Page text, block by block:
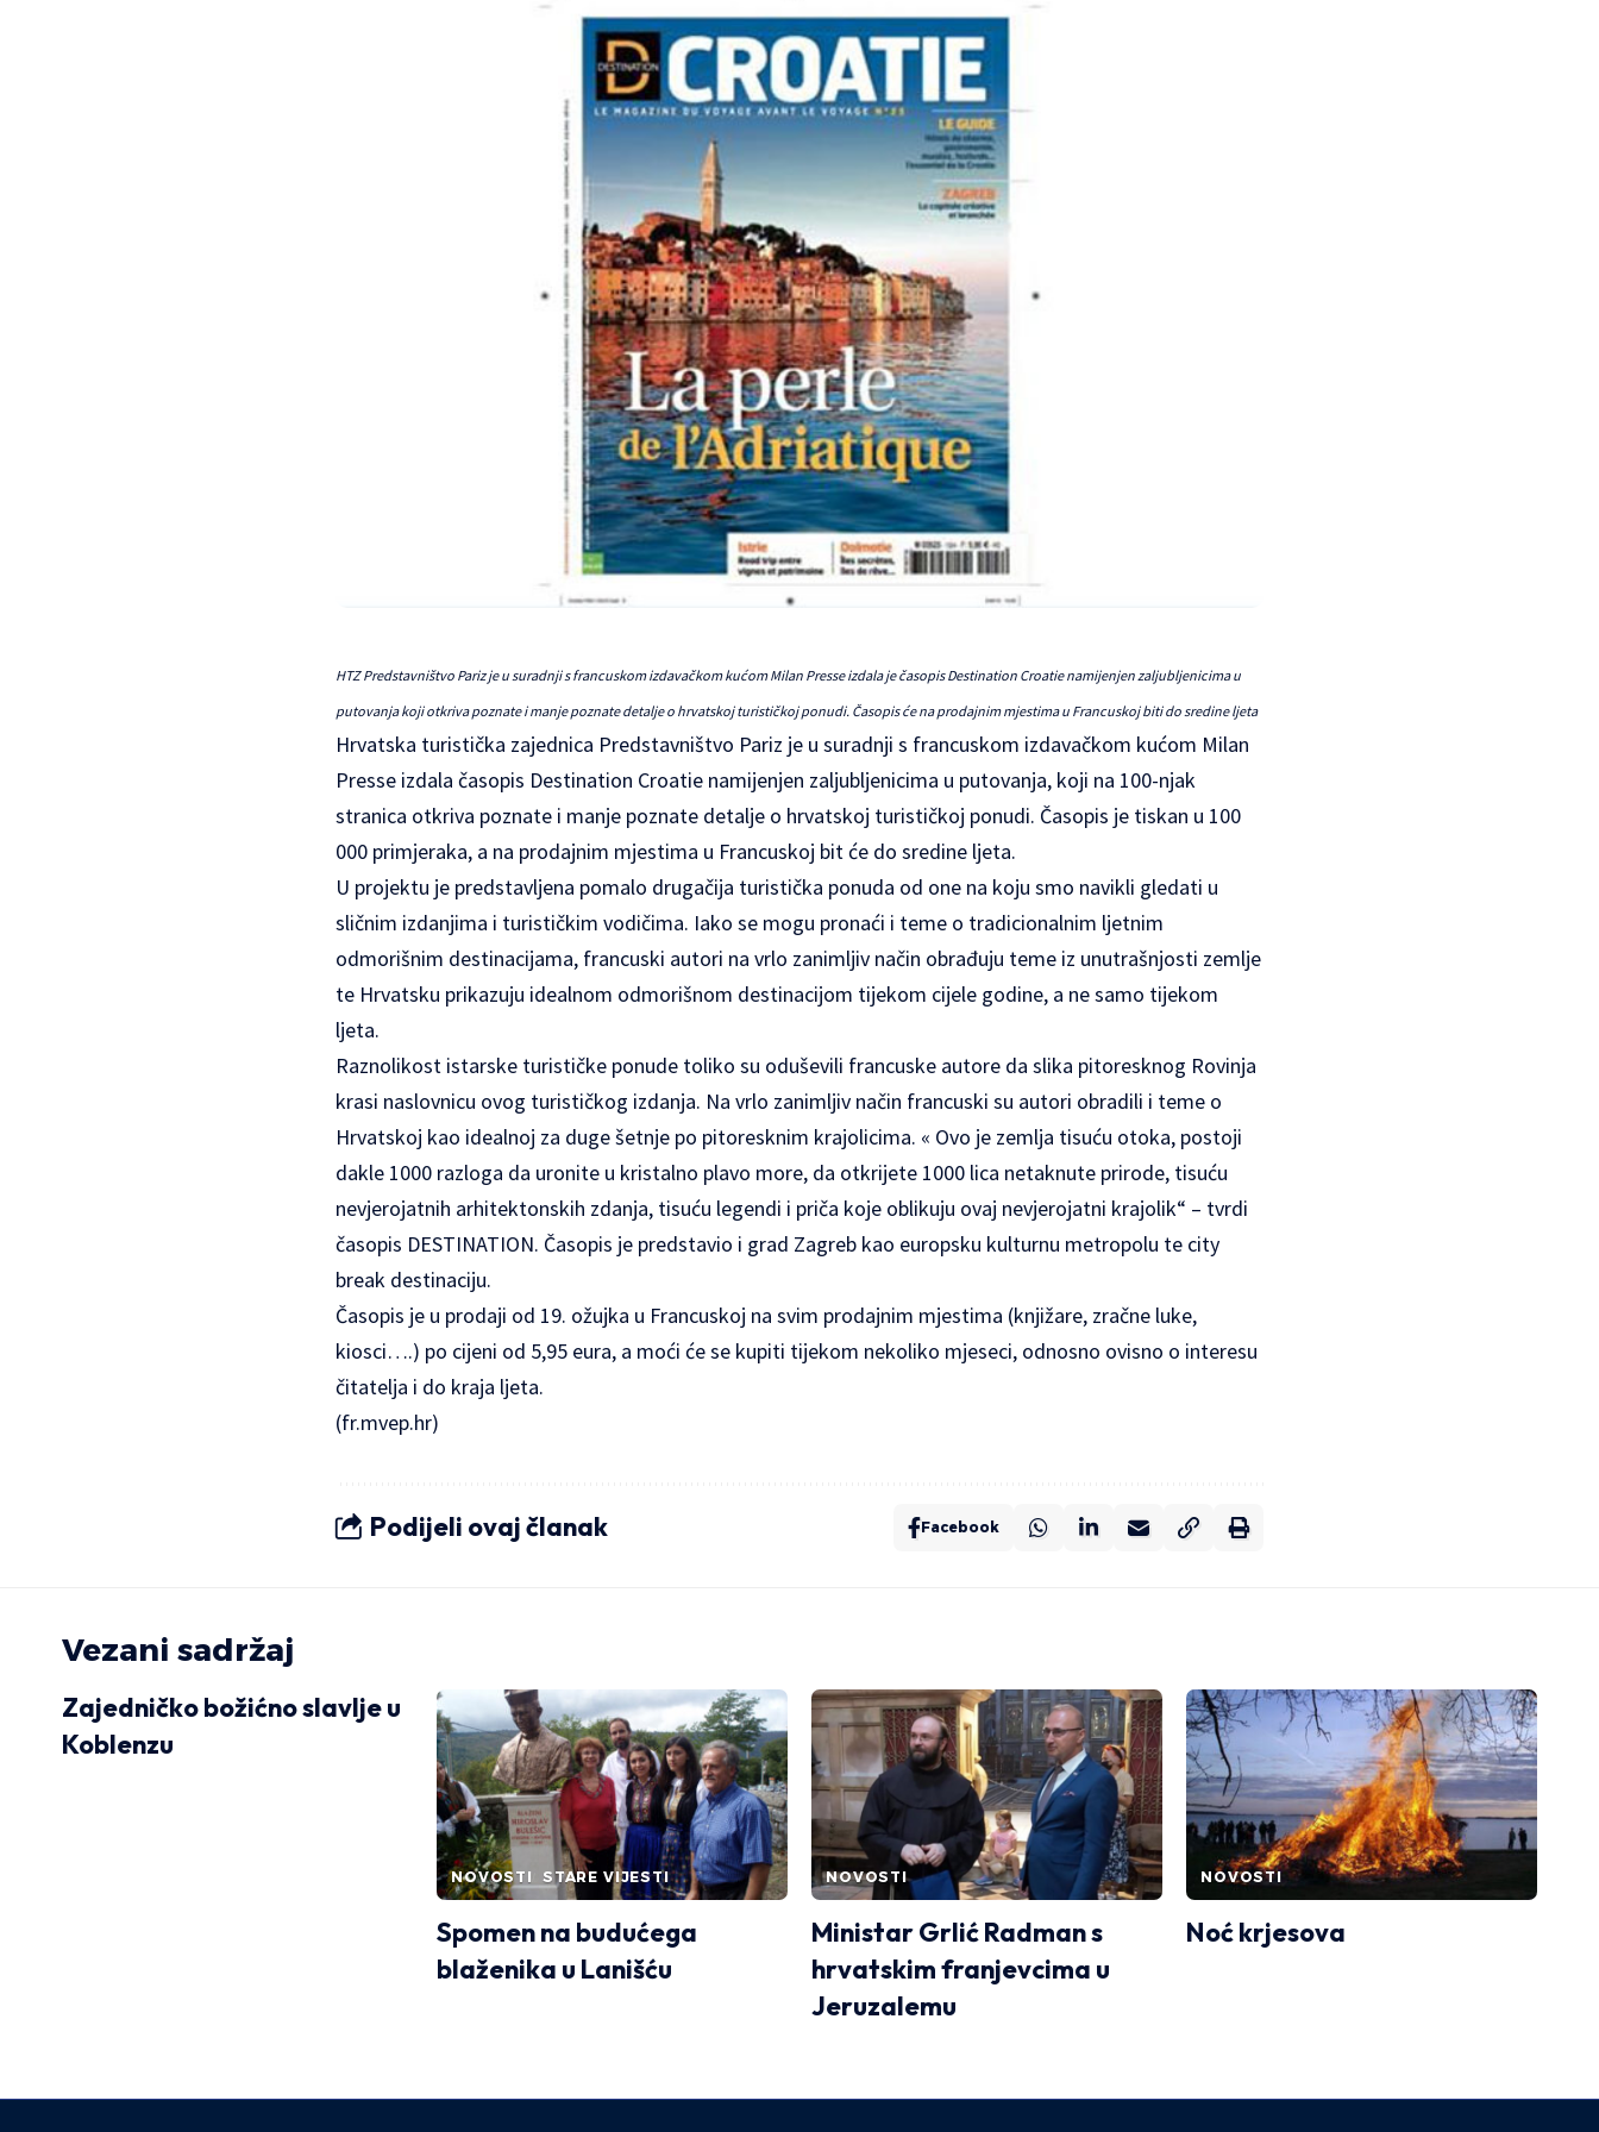
HTZ Predstavništvo Pariz je u suradnji s francuskom izdavačkom kućom Milan Presse izdala je časopis Destination Croatie namijenjen zaljubljenicima u
putovanja koji otkriva poznate i manje poznate detalje o hrvatskoj turističkoj ponudi. Časopis će na prodajnim mjestima u Francuskoj biti do sredine ljeta
Hrvatska turistička zajednica Predstavništvo Pariz je u suradnji s francuskom izdavačkom kućom Milan
Presse izdala časopis Destination Croatie namijenjen zaljubljenicima u putovanja, koji na 100-njak
stranica otkriva poznate i manje poznate detalje o hrvatskoj turističkoj ponudi. Časopis je tiskan u 100
000 primjeraka, a na prodajnim mjestima u Francuskoj bit će do sredine ljeta.
U projektu je predstavljena pomalo drugačija turistička ponuda od one na koju smo navikli gledati u
sličnim izdanjima i turističkim vodičima. Iako se mogu pronaći i teme o tradicionalnim ljetnim
odmorišnim destinacijama, francuski autori na vrlo zanimljiv način obrađuju teme iz unutrašnjosti zemlje
te Hrvatsku prikazuju idealnom odmorišnom destinacijom tijekom cijele godine, a ne samo tijekom
ljeta.
Raznolikost istarske turističke ponude toliko su oduševili francuske autore da slika pitoresknog Rovinja
krasi naslovnicu ovog turističkog izdanja. Na vrlo zanimljiv način francuski su autori obradili i teme o
Hrvatskoj kao idealnoj za duge šetnje po pitoresknim krajolicima. « Ovo je zemlja tisuću otoka, postoji
dakle 1000 razloga da uronite u kristalno plavo more, da otkrijete 1000 lica netaknute prirode, tisuću
nevjerojatnih arhitektonskih zdanja, tisuću legendi i priča koje oblikuju ovaj nevjerojatni krajolik“ – tvrdi
časopis DESTINATION. Časopis je predstavio i grad Zagreb kao europsku kulturnu metropolu te city
break destinaciju.
Časopis je u prodaji od 19. ožujka u Francuskoj na svim prodajnim mjestima (knjižare, zračne luke,
kiosci….) po cijeni od 5,95 eura, a moći će se kupiti tijekom nekoliko mjeseci, odnosno ovisno o interesu
čitatelja i do kraja ljeta.
(fr.mvep.hr)
Podijeli ovaj članak Facebook
Vezani sadržaj
Zajedničko božićno slavlje u
Koblenzu
NOVOSTI STARE VIJESTI
Spomen na budućega
blaženika u Lanišću
NOVOSTI
Ministar Grlić Radman s
hrvatskim franjevcima u
Jeruzalemu
NOVOSTI
Noć krjesova